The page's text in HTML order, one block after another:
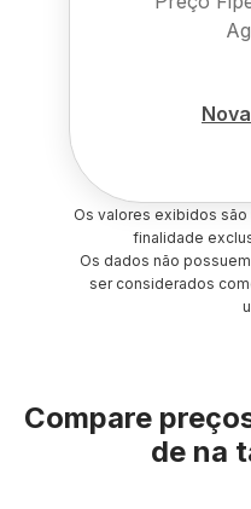
Os valores exibidos
finalidade
Os dados não
ser considerados
Compare
de na